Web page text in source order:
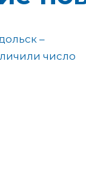
–
число